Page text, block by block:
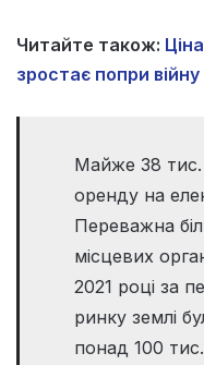
Читайте також:
зростає попри війну
Майже 38
оренду на
Переважна
місцевих
2021 році за
ринку землі
понад 100